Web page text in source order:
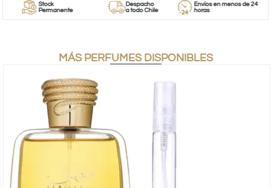
Stock
Permanente
Despacho
a todo Chile
Envíos en menos de 24
horas
MÁS PERFUMES DISPONIBLES